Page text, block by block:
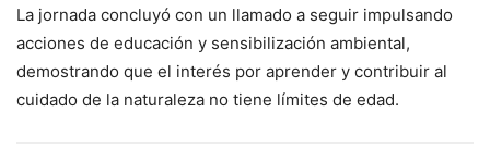
La jornada concluyó con un llamado a seguir impulsando
acciones de educación y sensibilización ambiental,
demostrando que el interés por aprender y contribuir al
cuidado de la naturaleza no tiene límites de edad.